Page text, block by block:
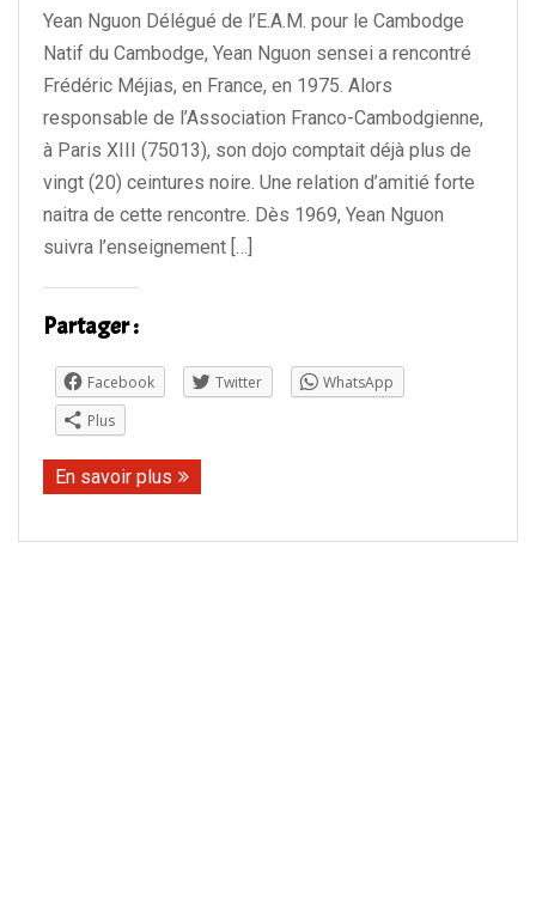
Contact
Yean Nguon Délégué de l’E.A.M. pour le Cambodge
Natif du Cambodge, Yean Nguon sensei a rencontré
Frédéric Méjias, en France, en 1975. Alors
responsable de l’Association Franco-Cambodgienne,
à Paris XIII (75013), son dojo comptait déjà plus de
vingt (20) ceintures noire. Une relation d’amitié forte
naitra de cette rencontre. Dès 1969, Yean Nguon
suivra l’enseignement […]
Partager :
Facebook Twitter
WhatsApp
Plus
En savoir plus